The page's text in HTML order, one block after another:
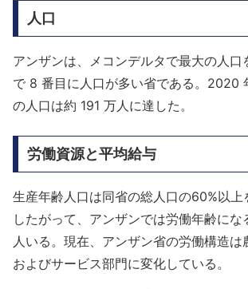
人口
アンザンは、メコンデルタで最大の人口
で 8 番目に人口が多い省である。2020
の人口は約 191 万人に達した。
労働資源と平均給与
生産年齢人口は同省の総人口の60%以上
したがって、アンザンでは労働年齢に
人いる。現在、アンザン省の労働構造は
およびサービス部門に変化している。